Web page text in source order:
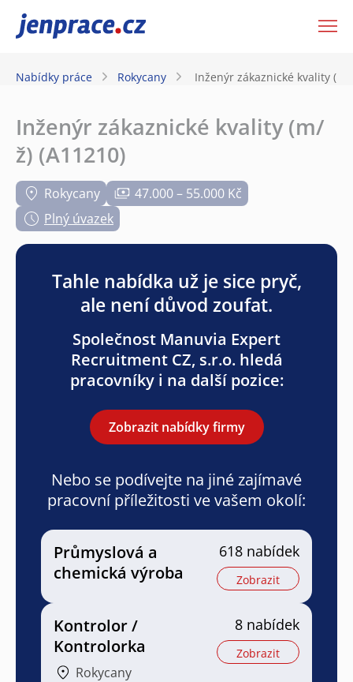
JenPráce.cz
Nabídky práce Rokycany Inženýr zákaznické kvality (m/
Inženýr zákaznické kvality (m/
ž) (A11210)
Rokycany
47.000 – 55.000 Kč
Plný úvazek
Tahle nabídka už je sice pryč,
ale není důvod zoufat.
Společnost Manuvia Expert
Recruitment CZ, s.r.o. hledá
pracovníky i na další pozice:
Zobrazit nabídky firmy
Nebo se podívejte na jiné zajímavé
pracovní příležitosti ve vašem okolí:
Průmyslová a
chemická výroba
618 nabídek
Zobrazit
Kontrolor /
Kontrolorka
Rokycany
8 nabídek
Zobrazit